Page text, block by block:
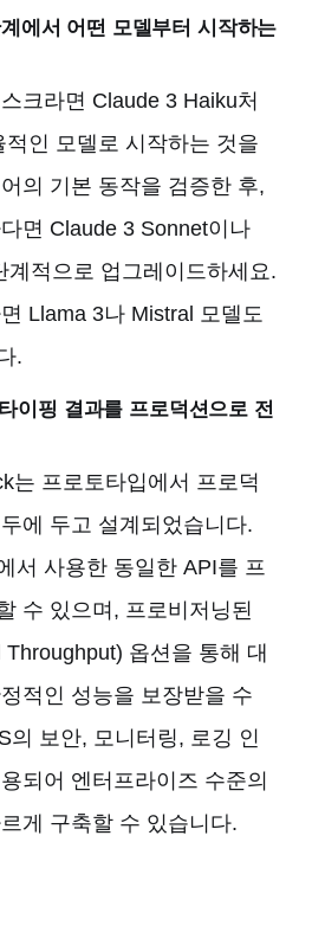
에서 어떤 모델부터 시작하는
크라면 Claude 3 Haiku처
인 모델로 시작하는 것을
의 기본 동작을 검증한 후,
면 Claude 3 Sonnet이나
계적으로 업그레이드하세요.
Llama 3나 Mistral 모델도
.
이핑 결과를 프로덕션으로 전
는 프로토타입에서 프로덕
에 두고 설계되었습니다.
서 사용한 동일한 API를 프
수 있으며, 프로비저닝된
옵션을 통해 대
적인 성능을 보장받을 수
의 보안, 모니터링, 로깅 인
되어 엔터프라이즈 수준의
게 구축할 수 있습니다.